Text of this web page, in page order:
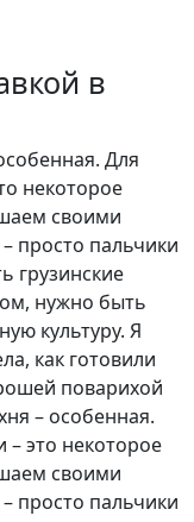
в
Для
некоторое
своими
просто пальчики
грузинские
нужно быть
культуру. Я
как готовили
поварихой
– особенная.
это некоторое
своими
просто пальчики